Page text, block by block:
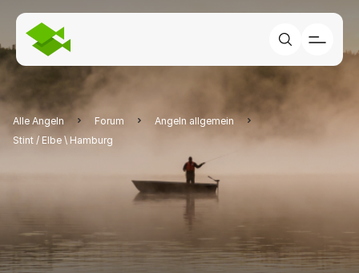
Alle Angeln Forum
Angeln allgemein
Stint / Elbe \ Hamburg